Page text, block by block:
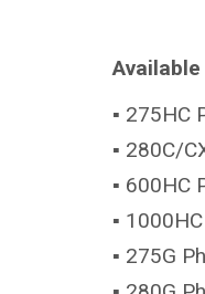
▪ 275HC
▪ 280C/
▪ 600HC
▪
▪ 275G